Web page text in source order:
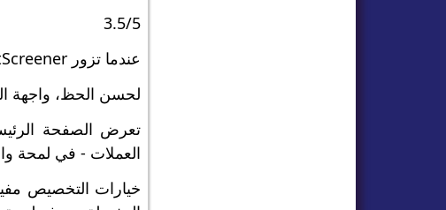
3.5/5
عندما تزور MarketScreener، فإن كمية البيانات المعروضة على الشاشة مذهلة.
لحسن الحظ، واجهة
تعرض الصفحة
العملات - في لمحة
خيارات التخصيص